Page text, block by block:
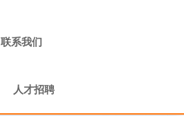
联系我们
人才招聘